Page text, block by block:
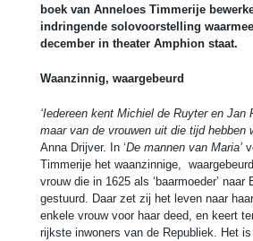
boek van Anneloes Timmerije
indringende solovoorstelling
december in theater Amphion staat.
Waanzinnig, waargebeurd
‘Iedereen kent Michiel de Ruyter en Jan
maar van de vrouwen uit die tijd hebben
Anna Drijver. In ‘De mannen van Maria’
Timmerije het waanzinnige,
vrouw die in 1625 als ‘baarmoeder’ naar
gestuurd. Daar zet zij het leven naar
enkele vrouw voor haar deed, en keert
rijkste inwoners van de Republiek. Het